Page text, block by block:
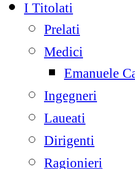
I Titolati
Prelati
Medici
Emanuele
Ingegneri
Laueati
Dirigenti
Ragionieri